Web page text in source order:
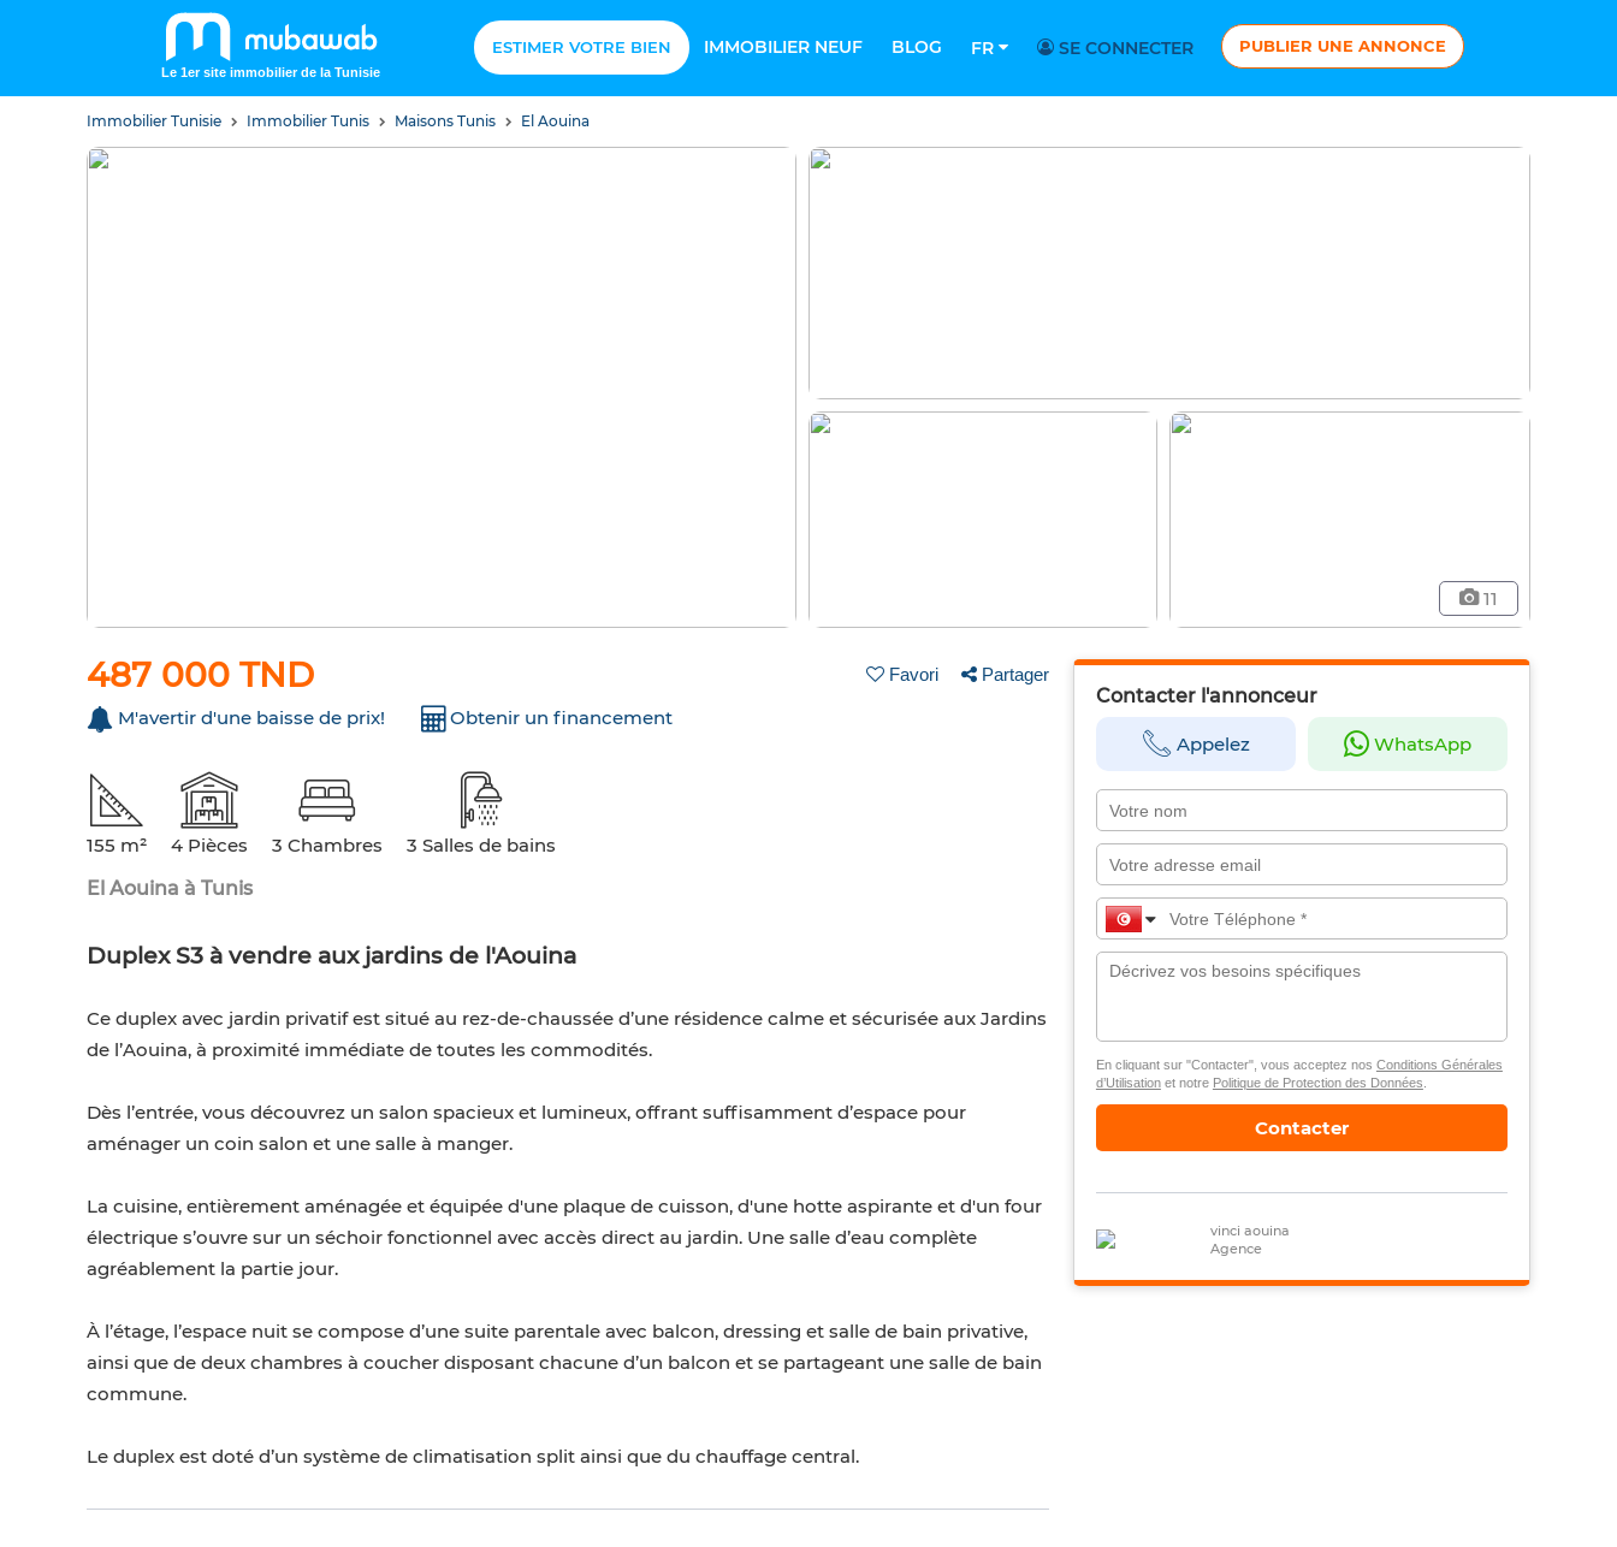
Le 1er site immobilier de la Tunisie
ESTIMER VOTRE BIEN IMMOBILIER NEUF BLOG FR SE CONNECTER PUBLIER UNE ANNONCE
Immobilier Tunisie Immobilier Tunis Maisons Tunis El Aouina
11
487 000 TND Favori Partager
M'avertir d'une baisse de prix! Obtenir un financement
155 m² 4 Pièces 3 Chambres
3 Salles de bains
El Aouina à Tunis
Duplex S3 à vendre aux jardins de l'Aouina
Ce duplex avec jardin privatif est situé au rez-de-chaussée d’une résidence calme et sécurisée aux Jardins
de l’Aouina, à proximité immédiate de toutes les commodités.
Dès l’entrée, vous découvrez un salon spacieux et lumineux, offrant suffisamment d’espace pour
aménager un coin salon et une salle à manger.
La cuisine, entièrement aménagée et équipée d'une plaque de cuisson, d'une hotte aspirante et d'un four
électrique s’ouvre sur un séchoir fonctionnel avec accès direct au jardin. Une salle d’eau complète
agréablement la partie jour.
À l’étage, l’espace nuit se compose d’une suite parentale avec balcon, dressing et salle de bain privative,
ainsi que de deux chambres à coucher disposant chacune d’un balcon et se partageant une salle de bain
commune.
Le duplex est doté d’un système de climatisation split ainsi que du chauffage central.
Contacter l'annonceur
Appelez WhatsApp
En cliquant sur "Contacter", vous acceptez nos Conditions Générales
d’Utilisationet notre Politique de Protection des Données
Contacter
vinci aouina
Agence